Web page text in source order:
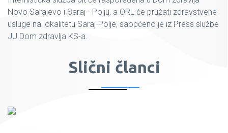
Novo Sarajevo i Saraj - Polju, a ORL će pružati zdravstvene
usluge na lokalitetu Saraj-Polje, saopćeno je iz Press službe
JU Dom zdravlja KS-a.
Slični članci